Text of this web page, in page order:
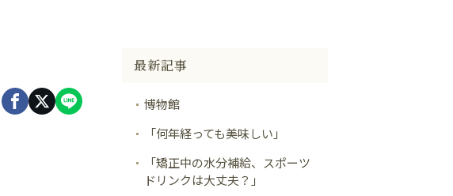
最新記事
博物館
「何年経っても美味しい」
「矯正中の水分補給、スポーツ
ドリンクは大丈夫？」